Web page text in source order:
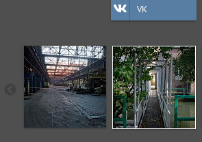
VK